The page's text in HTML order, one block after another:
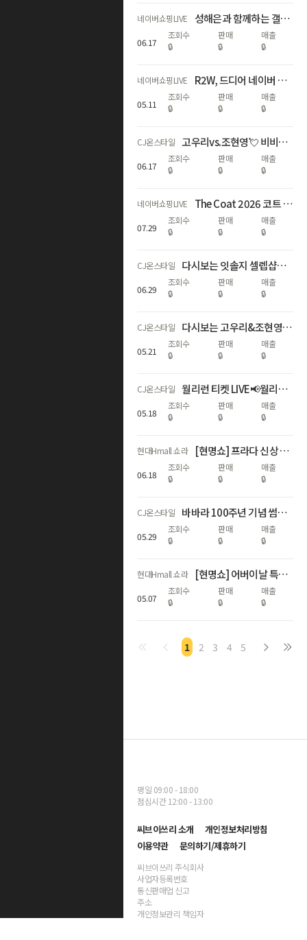
네이버쇼핑LIVE 성해은과 함께하는 갤럭시 S26 서클 투 서치 X 노크잇
06.17
조회수
🔒
판매
🔒
매출
🔒
네이버쇼핑LIVE R2W, 드디어 네이버 노크잇에서- 마튼·베른 컬렉션 단독 선공개!
05.11
조회수
🔒
판매
🔒
매출
🔒
CJ온스타일 고우리vs.조현영💘 비비안 69주년 특집! 방송 중에만 1세트 더 증정
06.17
조회수
🔒
판매
🔒
매출
🔒
네이버쇼핑LIVE The Coat 2026 코트 프리오더 15% Off
07.29
조회수
🔒
판매
🔒
매출
🔒
CJ온스타일 다시보는 잇솔지 셀렙샵에디션 26SS 방송 중 할인
06.29
조회수
🔒
판매
🔒
매출
🔒
CJ온스타일 다시보는 고우리&조현영 발칙한 토크 슬로기vs.세컨스킨 당신의 선택은?!
05.21
조회수
🔒
판매
🔒
매출
🔒
CJ온스타일 월리런 티켓 LIVE📢월리의 여의도행 티켓을 사수하라🏃🏻‍♂
05.18
조회수
🔒
판매
🔒
매출
🔒
현대Hmall 쇼라 [현명쇼] 프라다 신상 호보백 20만▼
06.18
조회수
🔒
판매
🔒
매출
🔒
CJ온스타일 바바라 100주년 기념 썸머 노와이어 브라팬티 특가전💐단 하루 이 가격
05.29
조회수
🔒
판매
🔒
매출
🔒
현대Hmall 쇼라 [현명쇼] 어버이날 특집 페라가모 9만원대 마지막 수량
05.07
조회수
🔒
판매
🔒
매출
🔒
1 2 3 4 5
평일 09:00 - 18:00
점심시간 12:00 - 13:00
씨브이쓰리 소개
개인정보처리방침
이용약관
문의하기/제휴하기
씨브이쓰리 주식회사
사업자등록번호
통신판매업 신고
주소
개인정보관리 책임자